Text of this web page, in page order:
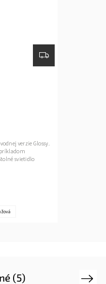
verzie Glossy.
svietidlo
(5) Next